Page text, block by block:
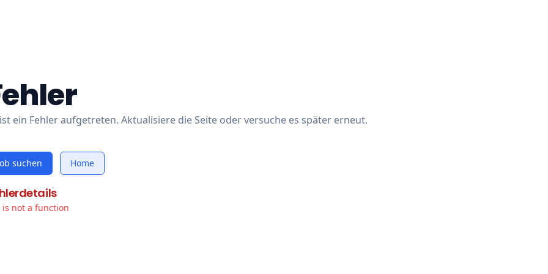
ein Fehler aufgetreten. Aktualisiere die Seite oder versuche es später erneut.
suchen Home
is not a function